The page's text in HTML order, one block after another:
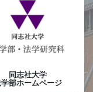
同志社大学
部ホームページ